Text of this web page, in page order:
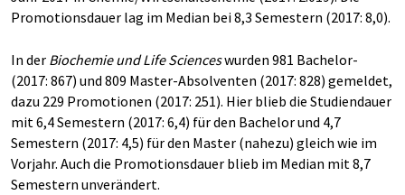
Promotionsdauer lag im Median bei 8,3 Semestern (2017: 8,0).
In der Biochemie und Life Scienceswurden 981 Bachelor-
(2017: 867) und 809 Master-Absolventen (2017: 828) gemeldet,
dazu 229 Promotionen (2017: 251). Hier blieb die Studiendauer
mit 6,4 Semestern (2017: 6,4) für den Bachelor und 4,7
Semestern (2017: 4,5) für den Master (nahezu) gleich wie im
Vorjahr. Auch die Promotionsdauer blieb im Median mit 8,7
Semestern unverändert.